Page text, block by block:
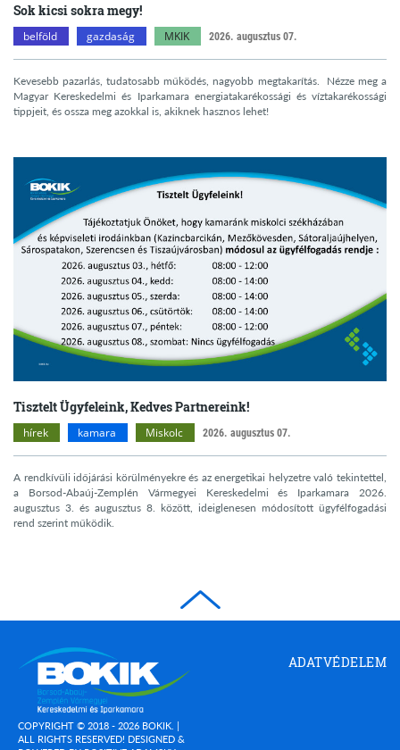
Sok kicsi sokra megy!
belföld gazdaság MKIK 2026. augusztus 07.
Kevesebb pazarlás, tudatosabb működés, nagyobb megtakarítás. Nézze meg a
Magyar Kereskedelmi és Iparkamara energiatakarékossági és víztakarékossági
tippjeit, és ossza meg azokkal is, akiknek hasznos lehet!
Tisztelt Ügyfeleink, Kedves Partnereink!
hírek kamara Miskolc 2026. augusztus 07.
A rendkívüli időjárási körülményekre és az energetikai helyzetre való tekintettel,
a Borsod-Abaúj-Zemplén Vármegyei Kereskedelmi és Iparkamara 2026.
augusztus 3. és augusztus 8. között, ideiglenesen módosított ügyfélfogadási
rend szerint működik.
Borsod-
Abaúj-
Zemplén
Megyei
Kereskedelmi
és
COPYRIGHT © 2018 - 2026 BOKIK. |
ALL RIGHTS RESERVED! DESIGNED &
ADATVÉDELEM